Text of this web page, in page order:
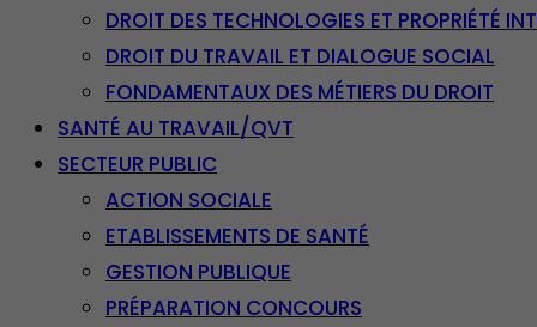
DROIT DES TECHNOLOGIES ET PROPRIÉTÉ
DROIT DU TRAVAIL ET DIALOGUE SOCIAL
FONDAMENTAUX DES MÉTIERS DU DROIT
SANTÉ AU TRAVAIL/QVT
SECTEUR PUBLIC
ACTION SOCIALE
ETABLISSEMENTS DE SANTÉ
GESTION PUBLIQUE
PRÉPARATION CONCOURS